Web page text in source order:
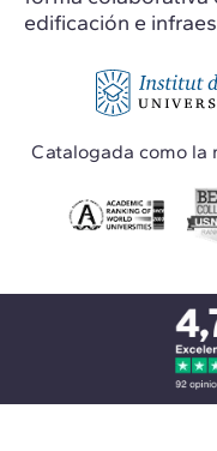
edificación e
Catalogada como la